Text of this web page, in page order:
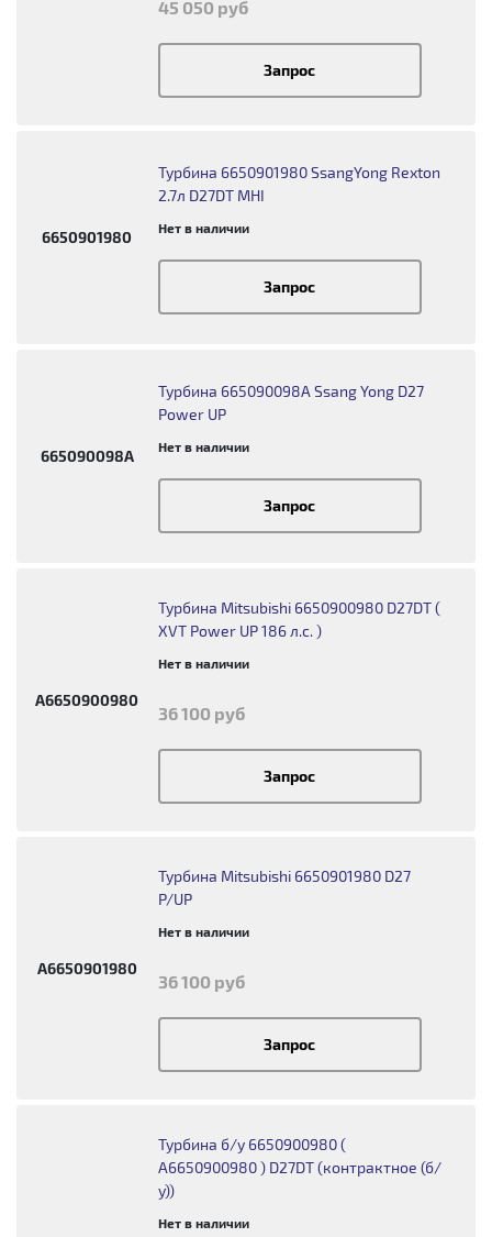
45 050 руб
Запрос
6650901980
Турбина 6650901980 SsangYong Rexton
2.7л D27DT MHI
Нет в наличии
Запрос
665090098A
Турбина 665090098A Ssang Yong D27
Power UP
Нет в наличии
Запрос
A6650900980
Турбина Mitsubishi 6650900980 D27DT (
XVT Power UP 186 л.с. )
Нет в наличии
36 100 руб
Запрос
A6650901980
Турбина Mitsubishi 6650901980 D27
P/UP
Нет в наличии
36 100 руб
Запрос
Турбина б/у 6650900980 (
A6650900980 ) D27DT (контрактное (б/
у))
Нет в наличии